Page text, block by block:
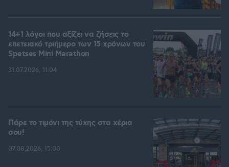
14+1 λόγοι που αξίζει να ζήσεις το
επετειακό τριήμερο των 15 χρόνων του
Spetses Mini Marathon
31.07.2026, 11:04
Πάρε το τιμόνι της τύχης στα χέρια
σου!
07.08.2026, 15:00